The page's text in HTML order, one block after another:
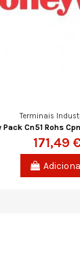
Terminais
Cn51 Rohs
171,49